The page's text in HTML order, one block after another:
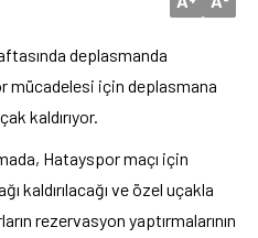
deplasmanda
mücadelesi için deplasmana
kaldırıyor.
Hatayspor maçı için
kaldırılacağı ve özel uçakla
rezervasyon yaptırmalarının